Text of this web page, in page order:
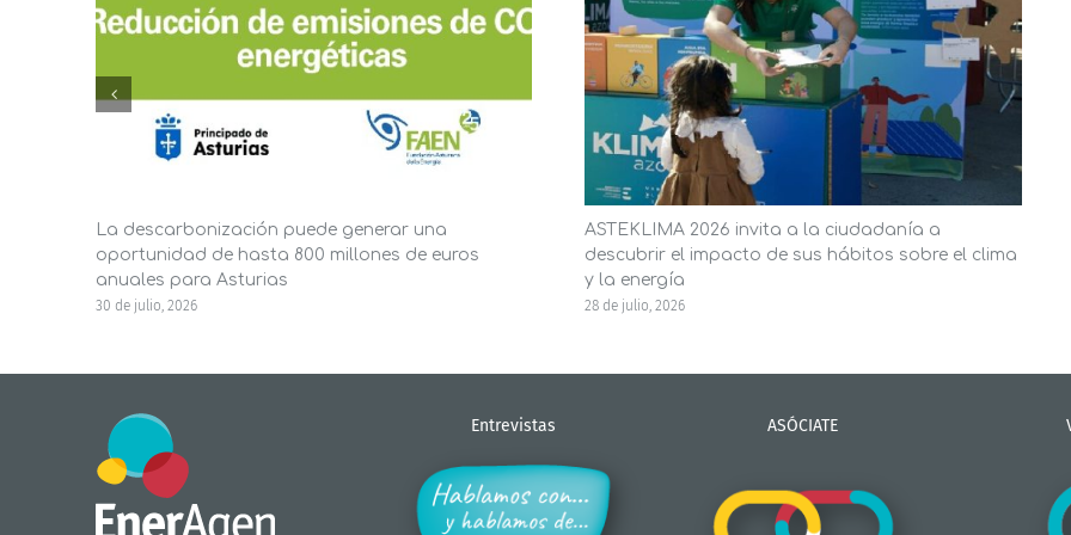
La descarbonización puede generar una
oportunidad de hasta 800 millones de euros
anuales para Asturias
30 de julio, 2026
ASTEKLIMA 2026 invita a la ciudadanía a
descubrir el impacto de sus hábitos sobre el clima
y la energía
28 de julio, 2026
Entrevistas ASÓCIATE